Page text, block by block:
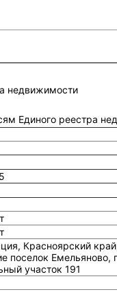
недвижимости
Единого реестра
Красноярский
поселок Емельяново,
участок 191